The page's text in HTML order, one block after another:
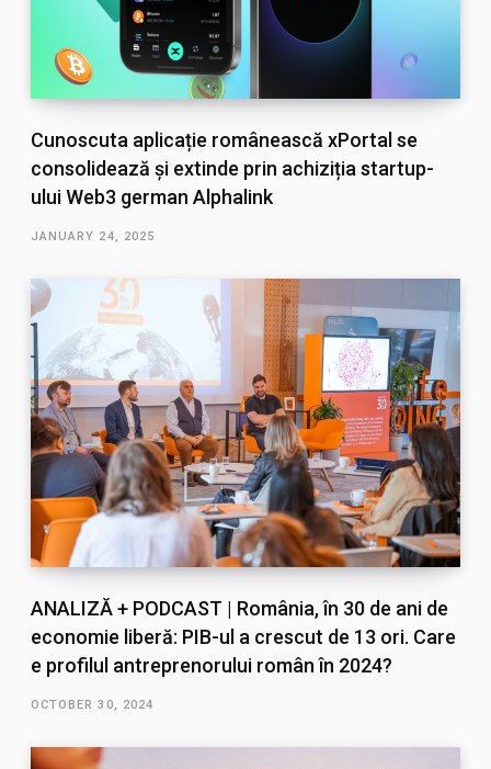
Cunoscuta aplicație românească xPortal se
consolidează și extinde prin achiziția startup-
ului Web3 german Alphalink
JANUARY 24, 2025
ANALIZĂ + PODCAST | România, în 30 de ani de
economie liberă: PIB-ul a crescut de 13 ori. Care
e profilul antreprenorului român în 2024?
OCTOBER 30, 2024